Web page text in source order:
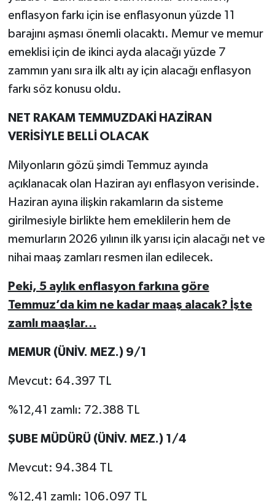
enflasyon farkı için ise enflasyonun yüzde 11
barajını aşması önemli olacaktı. Memur ve memur
emeklisi için de ikinci ayda alacağı yüzde 7
zammın yanı sıra ilk altı ay için alacağı enflasyon
farkı söz konusu oldu.
NET RAKAM TEMMUZDAKİ HAZİRAN
VERİSİYLE BELLİ OLACAK
Milyonların gözü şimdi Temmuz ayında
açıklanacak olan Haziran ayı enflasyon verisinde.
Haziran ayına ilişkin rakamların da sisteme
girilmesiyle birlikte hem emeklilerin hem de
memurların 2026 yılının ilk yarısı için alacağı net ve
nihai maaş zamları resmen ilan edilecek.
Peki, 5 aylık enflasyon farkına göre
Temmuz’da kim ne kadar maaş alacak? İşte
zamlı maaşlar…
MEMUR (ÜNİV. MEZ.) 9/1
Mevcut: 64.397 TL
%12,41 zamlı: 72.388 TL
ŞUBE MÜDÜRÜ (ÜNİV. MEZ.) 1/4
Mevcut: 94.384 TL
%12,41 zamlı: 106.097 TL